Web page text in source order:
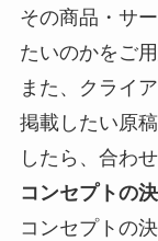
その商品・サ
たいのかをご
また、クライ
掲載したい原
したら、合わ
コンセプトの
コンセプトの